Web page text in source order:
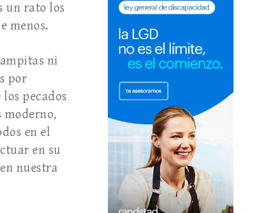
un rato los
menos.
ni
por
pecados
moderno,
en el
en su
nuestra